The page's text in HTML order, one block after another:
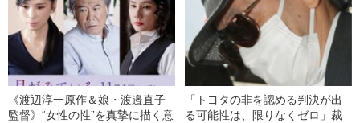
《渡辺淳一原作＆娘・渡邉直子
監督》“女性の性”を真摯に描く意
「トヨタの非を認める判決が出
る可能性は、限りなくゼロ」裁